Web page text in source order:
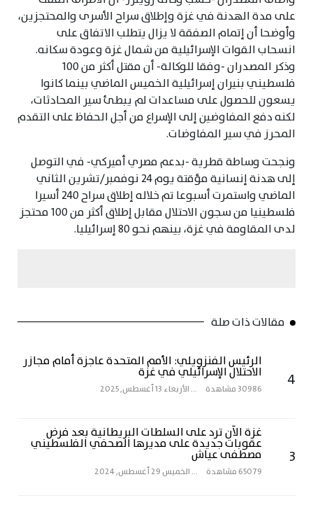
على مدة الهدنة في غزة وإطلاق سراح الأسرى والمحتجزين،
وأوضحا أن إتمام الصفقة لا يزال يتطلب الاتفاق على
انسحاب القوات الإسرائيلية من شمال غزة وعودة سكانه.
وذكر المصدران -وفقا للوكالة- أن مقتل أكثر من 100
فلسطيني بنيران إسرائيلية الخميس الماضي بينما كانوا
يسعون للحصول على مساعدات لم يبطئ سير المحادثات،
لكنه دفع المفاوضين إلى الإسراع من أجل الحفاظ على التقدم
المحرز في سير المفاوضات.
ونجحت وساطة قطرية -بدعم مصري أميركي- في التوصل
إلى هدنة إنسانية مؤقتة يوم 24 نوفمبر/تشرين الثاني
الماضي واستمرت أسبوعا تم خلاله إطلاق سراح 240 أسيرا
فلسطينيا من سجون الاحتلال مقابل إطلاق أكثر من 100 محتجز
لدى المقاومة في غزة، بينهم نحو 80 إسرائيليا.
مقالات ذات صلة
4
الرئيس الفنزويلي: الأمم المتحدة عاجزة أمام مجازر
الاحتلال الإسرائيلي في غزة
30986 مشاهدة ...الأربعاء 13 أغسطس, 2025
3
غزة الآن ترد على السلطات البريطانية بعد فرض
عقوبات جديدة على مديرها الصحفي الفلسطيني
مصطفى عياش
65079 مشاهدة ...الخميس 29 أغسطس, 2024